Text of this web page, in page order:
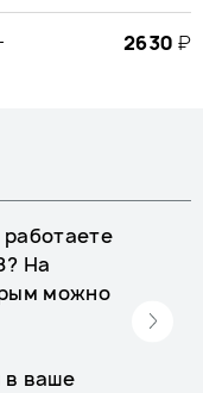
2630 ₽
На
можно
в ваше